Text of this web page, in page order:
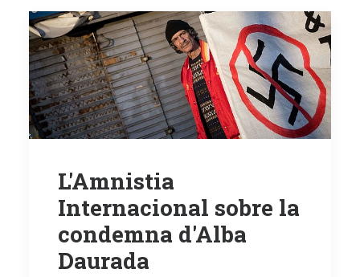
L'Amnistia
Internacional sobre la
condemna d'Alba
Daurada